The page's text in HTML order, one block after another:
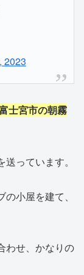
2023
士宮市の朝霧
っています。
小屋を建て、
わせ、かなりの